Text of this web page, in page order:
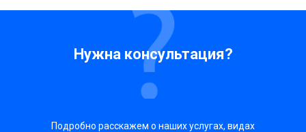
Нужна консультация?
Подробно расскажем о наших услугах, видах